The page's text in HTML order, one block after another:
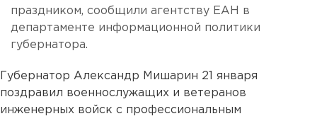
праздником, сообщили агентству ЕАН в
департаменте информационной политики
губернатора.
Губернатор Александр Мишарин 21 января
поздравил военнослужащих и ветеранов
инженерных войск с профессиональным